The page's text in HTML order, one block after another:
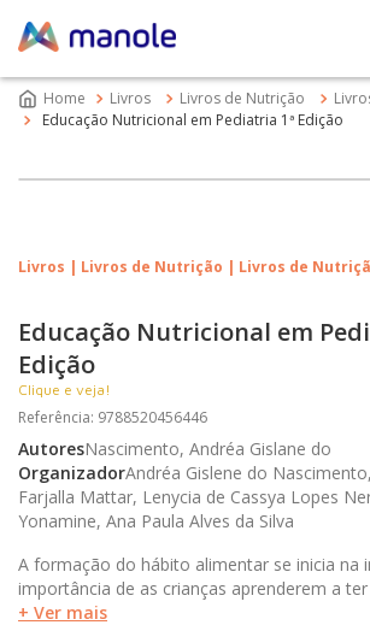
Livros Livros de Nutrição
Educação Nutricional em Pediatria 1ª Edição
Livros | Livros de Nutrição | Livros de
Educação Nutricional em
Edição
Clique e veja!
Referência: 9788520456446
AutoresNascimento, Andréa Gislane do
OrganizadorAndréa Gislene do
Farjalla Mattar, Lenycia de Cassya Lopes
Yonamine, Ana Paula Alves da Silva
A formação do hábito alimentar se inicia na
importância de as crianças aprenderem a
saudável e equilibrada. A implantação de
+ Ver mais